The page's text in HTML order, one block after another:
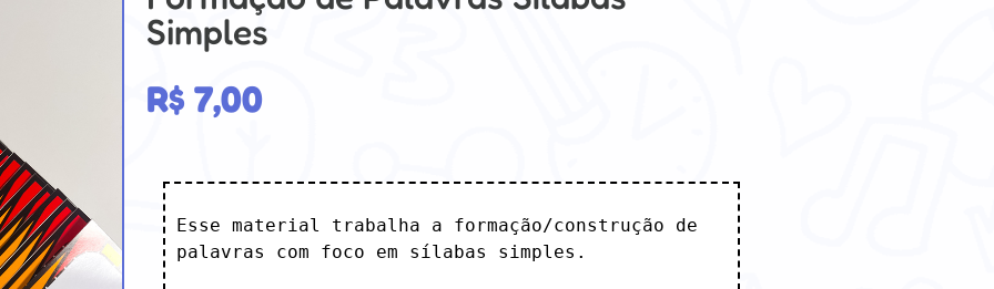
Simples
R$ 7,00
Esse material trabalha a formação/construção de
palavras com foco em sílabas simples.